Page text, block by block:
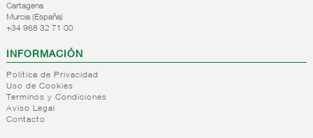
Cartagena
Murcia (España)
+34 968 32 71 00
INFORMACIÓN
Política de Privacidad
Uso de Cookies
Terminos y Condiciones
Aviso Legal
Contacto